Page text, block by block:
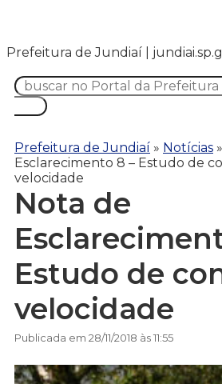
Prefeitura de Jundiaí |
Prefeitura de Jundiaí » Notícias »
Esclarecimento 8 – Estudo de
velocidade
Nota de
Estudo de
velocidade
Publicada em 28/11/2018 às 11:55